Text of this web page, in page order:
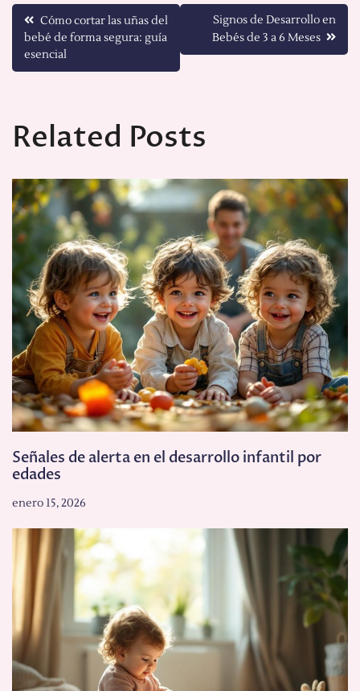
Navegación
de
Cómo cortar las uñas del
bebé de forma segura: guía
esencial
Signos de Desarrollo en
Bebés de 3 a 6 Meses
Related Posts
Señales de alerta en el desarrollo infantil por
edades
enero 15, 2026